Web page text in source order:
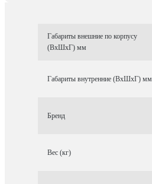
Габариты внешние по корпусу
(ВхШхГ) мм
Габариты внутренние (ВхШхГ) мм
Бренд
Вес (кг)